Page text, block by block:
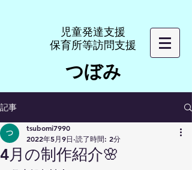
​児童発達支援
​保育所等訪問支援
つぼみ
記事
4月の制作紹介🌸
tsubomi7990
2022年5月9日 読了時間: 2分